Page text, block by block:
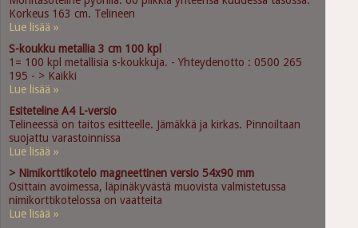
Korkeus 163 cm. Telineen
Lue lisää »
S-koukku metallia 3 cm 100 kpl
1= 100 kpl metallisia s-koukkuja. - Yhteydenotto : 0500 265
195 - > Kaikki
Lue lisää »
Esiteteline A4 L-versio
Telineessä on taitos esitteelle. Jämäkkä ja kirkas. Pinnoiltaan
suojattu varastoinnissa
Lue lisää »
> Nimikorttikotelo magneettinen versio 54x90 mm
Osittain avoimessa, läpinäkyvästä muovista valmistetussa
nimikorttikotelossa on vaatteita
Lue lisää »